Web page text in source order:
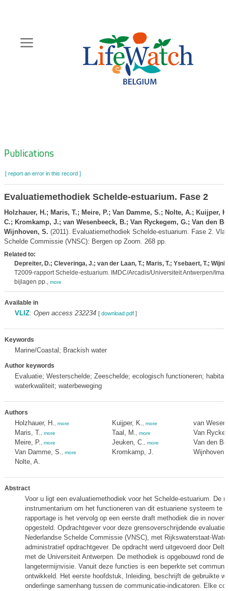
content
Zoeknavigatie
Publications
[ report an error in this record ]
Evaluatiemethodiek Schelde-estuarium. Fase 2
Holzhauer, H.; Maris, T.; Meire, P.; Van Damme, S.; Nolte, A.; Kuijper,
C.; Kromkamp, J.; van Wesenbeeck, B.; Van Ryckegem, G.; Van den
Wijnhoven, S. (2011). Evaluatiemethodiek Schelde-estuarium. Fase 2.
Schelde Commissie (VNSC): Bergen op Zoom. 268 pp.
Related to:
Depreiter, D.; Cleveringa, J.; van der Laan, T.; Maris, T.; Ysebaert, T.;
T2009-rapport Schelde-estuarium. IMDC/Arcadis/Universiteit Antwerpen/
bijlagen pp., more
Available in
VLIZ: Open access 232234 [ download pdf]
Keywords
Marine/Coastal; Brackish water
Author keywords
Evaluatie; Westerschelde; Zeeschelde; ecologisch functioneren;
waterkwaliteit; waterbeweging
Authors
Holzhauer, H. more
Maris, T. more
Meire, P. more
Van Damme, S. more
Nolte, A.
Kuijper, K. more
Taal, M. more
Jeuken, C. more
Kromkamp, J.
van
Van
Van den
Wijnhoven,
Abstract
Voor u ligt een evaluatiemethodiek voor het Schelde-estuarium. De
instrumentarium om het functioneren van dit estuariene systeem te
rapportage is het vervolg op een eerste draft methodiek die in
opgesteld. Opdrachtgever voor deze grensoverschrijdende
Nederlandse Schelde Commissie (VNSC), met Rijkswaterstaat-
administratief opdrachtgever. De opdracht werd uitgevoerd door
met de Universiteit Antwerpen. De methodiek is opgebouwd rond de
langetermijnvisie. Vanuit deze functies is een beperkte set
ontwikkeld. Het eerste hoofdstuk, Inleiding, beschrijft de gebruikte
onderlinge samenhang tussen de communicatie-indicatoren. Elke